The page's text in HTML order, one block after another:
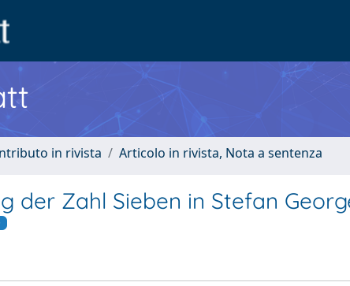
in rivista Articolo in rivista, Nota a sentenza
der Zahl Sieben in Stefan